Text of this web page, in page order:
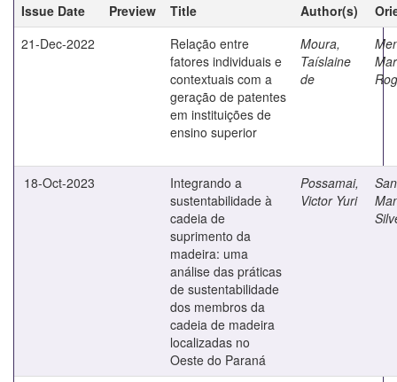
Issue Date
Preview Title Author(s)
21-Dec-2022
Relação entre
fatores individuais e
contextuais com a
geração de patentes
em instituições de
ensino superior
Moura,
Taíslaine
de
18-Oct-2023
Integrando a
sustentabilidade à
cadeia de
suprimento da
madeira: uma
análise das práticas
de sustentabilidade
dos membros da
cadeia de madeira
localizadas no
Oeste do Paraná
Possamai,
Victor Yuri